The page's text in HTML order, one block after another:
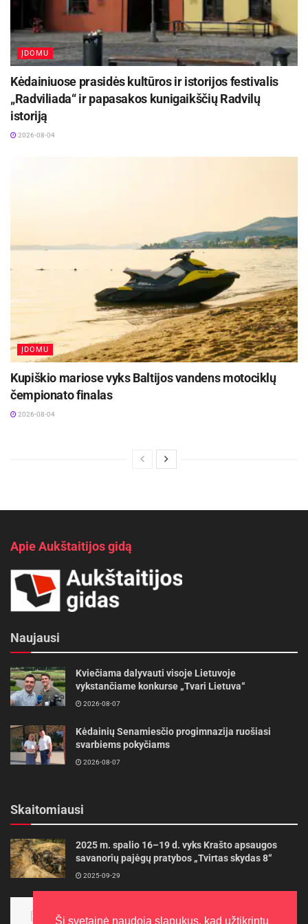
originalų, modernų įvaizdį.
ĮDOMU
Kėdainiuose prasidės kultūros ir istorijos festivalis
„Radviliada“ ir papasakos kunigaikščių Radvilų
istoriją
2026-08-04
ĮDOMU
Kupiškio mariose vyks Baltijos vandens motociklų
čempionato finalas
2026-08-04
Apie Aukštaitijos gidą
Naujausi
Kviečiama dalyvauti visoje Lietuvoje
vykstančiame konkurse „Tvari Lietuva“
2026-08-07
Kėdainių Senamiesčio progimnazija ruošiasi
svarbiems pokyčiams
2026-08-07
Skaitomiausi
2025 m. spalio 16–19 d. vyks Krašto apsaugos
savanorių pajėgų pratybos „Tvirtas skydas 8“
2025-09-29
aukso
Ši svetainė naudoja slapukus, kad užtikrintų